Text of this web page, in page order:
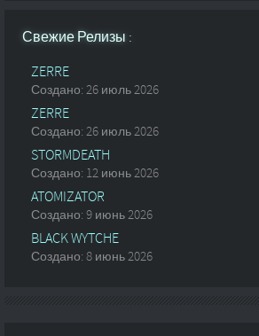
Свежие Релизы :
ZERRE
Создано: 26 июль 2026
ZERRE
Создано: 26 июль 2026
STORMDEATH
Создано: 12 июнь 2026
ATOMIZATOR
Создано: 9 июнь 2026
BLACK WYTCHE
Создано: 8 июнь 2026